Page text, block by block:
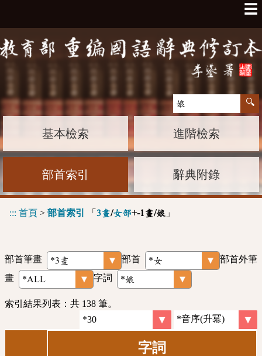
☰
基本檢索 進階檢索
部首索引 辭典附錄
::: 首頁 > 部首索引 「 3畫/女部+-1畫/娘 」
部首筆畫 部首
部首外筆
畫
字詞
索引結果列表：共 138 筆。
字詞